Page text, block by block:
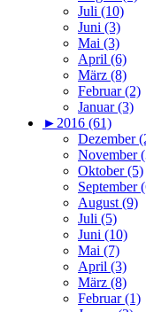
Juli (10)
Juni (3)
Mai (3)
April (6)
März (8)
Februar (2)
Januar (3)
► 2016 (61)
Dezember
November
Oktober (5)
September
August (9)
Juli (5)
Juni (10)
Mai (7)
April (3)
März (8)
Februar (1)